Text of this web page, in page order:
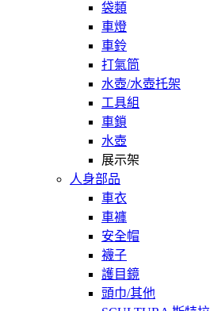
袋類
車燈
車鈴
打氣筒
水壺/水壺托架
工具組
車鎖
水壺
展示架
人身部品
車衣
車褲
安全帽
襪子
護目鏡
頭巾/其他